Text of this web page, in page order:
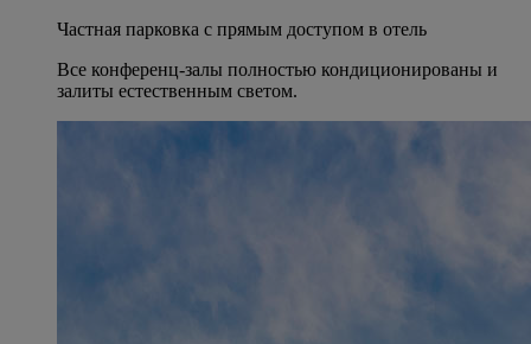
Частная парковка с прямым доступом в отель
Все конференц-залы полностью кондиционированы и
залиты естественным светом.